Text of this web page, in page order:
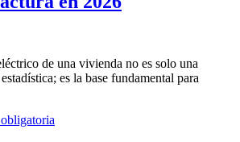
de una vivienda no es solo una
es la base fundamental para